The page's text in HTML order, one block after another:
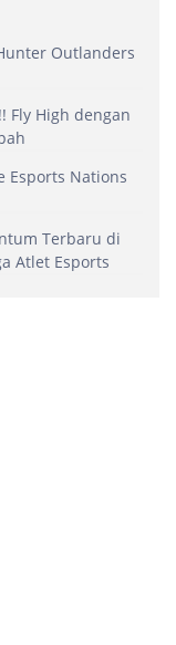
Outlanders
Fly High dengan
Esports Nations
Terbaru di
Atlet Esports